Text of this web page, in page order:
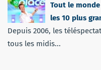
Tout le
les 10 plus
Depuis 2006, les
tous les midis...